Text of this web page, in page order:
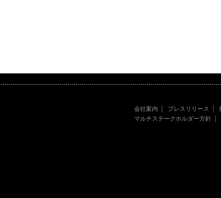
会社案内 プレスリリース
マルチステークホルダー方針